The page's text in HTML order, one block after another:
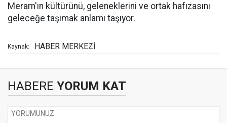
Meram'ın kültürünü, geleneklerini ve ortak hafızasını
geleceğe taşımak anlamı taşıyor.
Kaynak: HABER MERKEZİ
HABERE YORUM KAT